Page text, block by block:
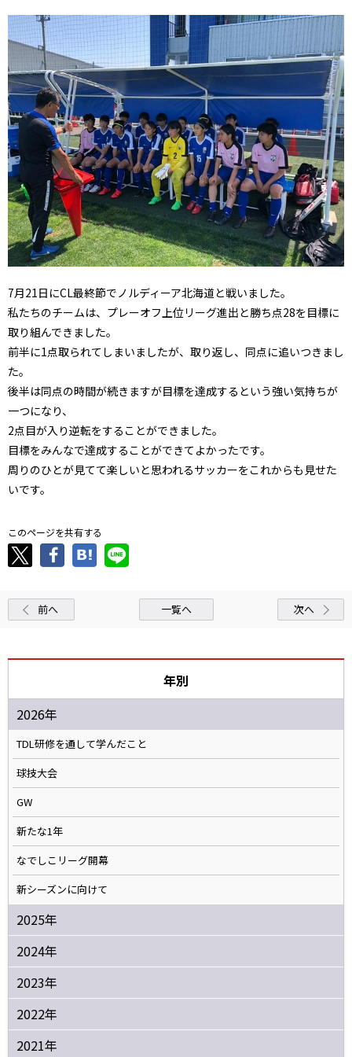
7月21日にCL最終節でノルディーア北海道と戦いました。
私たちのチームは、プレーオフ上位リーグ進出と勝ち点28を目標に
取り組んできました。
前半に1点取られてしまいましたが、取り返し、同点に追いつきまし
た。
後半は同点の時間が続きますが目標を達成するという強い気持ちが
一つになり、
2点目が入り逆転をすることができました。
目標をみんなで達成することができてよかったです。
周りのひとが見てて楽しいと思われるサッカーをこれからも見せた
いです。
このページを共有する
前へ 一覧へ 次へ
年別
2026年
TDL研修を通して学んだこと
球技大会
GW
新たな1年
なでしこリーグ開幕
新シーズンに向けて
2025年
2024年
2023年
2022年
2021年